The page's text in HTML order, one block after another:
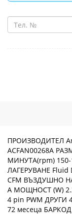
ПРОИЗВОДИТЕЛ
ACFAN00268A
МИНУТА(rpm) 150-
ЛАГЕРУВАНЕ
CFM ВЪЗДУШНО
A МОЩНОСТ (W)
4 pin PWM ДРУГИ
72 месеца БАРКОД